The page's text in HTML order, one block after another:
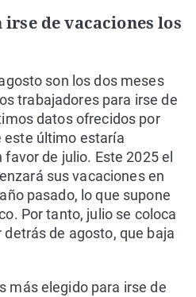
de vacaciones los
son los dos meses
trabajadores para irse de
datos ofrecidos por
este último estaría
de julio. Este 2025 el
sus vacaciones en
pasado, lo que supone
Por tanto, julio se coloca
de agosto, que baja
más elegido para irse de